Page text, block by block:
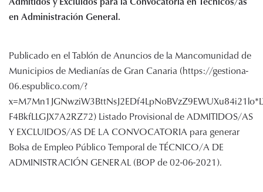
en Administración General.
Publicado en el Tablón de Anuncios de la Mancomunidad de
Municipios de Medianías de Gran Canaria (https://gestiona-
06.espublico.com/?
F4BkfLLGJX7A2RZ72) Listado Provisional de ADMITIDOS/AS
Y EXCLUIDOS/AS DE LA CONVOCATORIA para generar
Bolsa de Empleo Público Temporal de TÉCNICO/A DE
ADMINISTRACIÓN GENERAL (BOP de 02-06-2021).